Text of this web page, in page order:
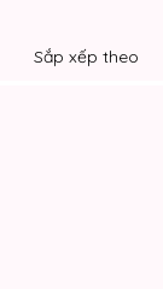
Sắp xếp theo